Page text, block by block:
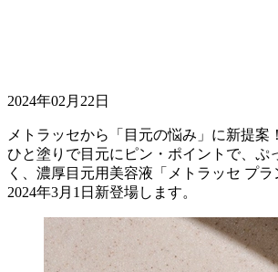
2024年02月22日
メトラッセから「目元の悩み」に新提案！
ひと塗りで目元にピン・ポイントで、ぷ
く、濃厚目元用美容液「メトラッセ プラ
2024年3月1日新登場します。